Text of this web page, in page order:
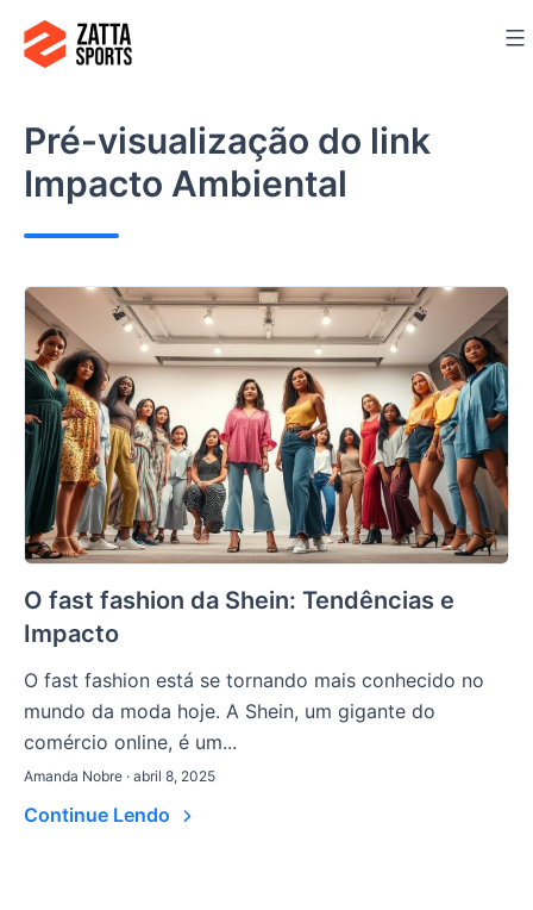
para
conteúdo
Pré-visualização do link
Impacto Ambiental
O fast fashion da Shein: Tendências e
Impacto
O fast fashion está se tornando mais conhecido no
mundo da moda hoje. A Shein, um gigante do
comércio online, é um...
Amanda Nobre · abril 8, 2025
Continue Lendo